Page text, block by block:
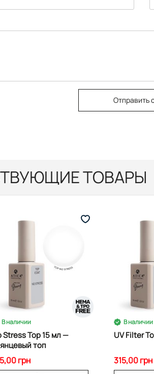
Отправить
ТОВАРЫ
В наличии
Stress Top 15 мл —
топ
грн
В наличии
UV Filter
315,00 грн